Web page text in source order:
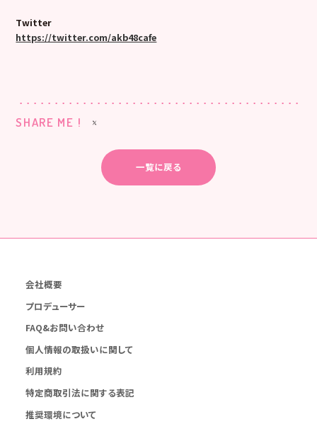
Twitter
https://twitter.com/akb48cafe
SHARE ME !
一覧に戻る
会社概要
プロデューサー
FAQ&お問い合わせ
個人情報の取扱いに関して
利用規約
特定商取引法に関する表記
推奨環境について